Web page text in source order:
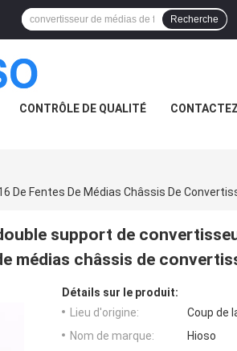
Recherche
CONTRÔLE DE QUALITÉ
De Fentes De Médias Châssis De
support de
médias châssis de
Détails sur le produit:
Lieu d'origine:
Coup de
Nom de marque:
Hioso